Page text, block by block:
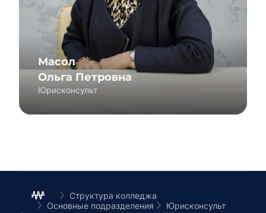
Масол
Ольга Петровна
Юрисконсульт
Структура колледжа
Основные подразделения
Юрисконсульт